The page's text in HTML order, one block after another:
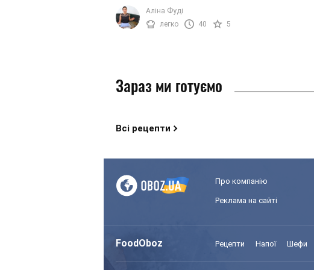
баклажанів підійде будь-яка начинка і саме
в запеченому вигляді виходить ...
Аліна Фуді
легко
40 5
Зараз ми готуємо
Всі рецепти
Про компанію
Реклама на сайті
FoodOboz Рецепти Напої Шефи